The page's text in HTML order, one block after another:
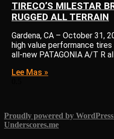
TIRECO’S MILESTAR
RUGGED ALL TERRAIN
Gardena, CA – October 31,
high value performance
all-new PATAGONIA A/T R
Lee Mas »
Proudly powered by WordPress
Underscores.me